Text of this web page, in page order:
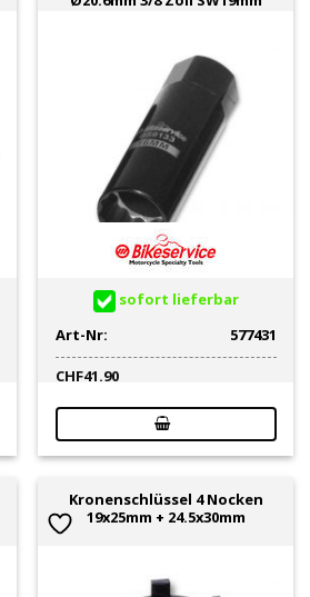
sofort lieferbar
Art-Nr:
577431
CHF41.90
Kronenschlüssel 4 Nocken
19x25mm + 24.5x30mm